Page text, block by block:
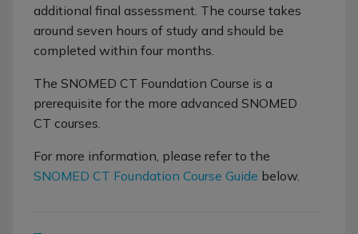
additional final assessment. The course takes
around seven hours of study and should be
completed within four months.
The SNOMED CT Foundation Course is a
prerequisite for the more advanced SNOMED
CT courses.
For more information, please refer to the
SNOMED CT Foundation Course Guide below.